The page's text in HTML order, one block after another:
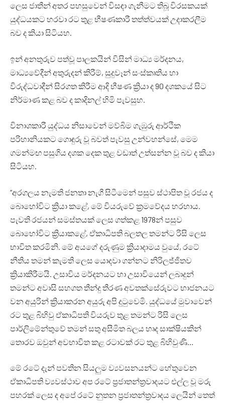
ලෙස ජාතීන් අතර පහසුවෙන් විසඳා ගැනීමට තිබූ විරසකයක්
යුද්ධයකට හරවා රට තුළ භීෂණකාරී තත්ත්වයක් උදාකරලීම
බව ද කියා සිටියහ.
ඉන් අනතුරුව පත්වූ පාලකයින් විසින් මාධ්‍ය මර්දනය,
මාධ්‍යවේදීන් අතුරුදන් කිරීම්, සුදුවෑන් සංස්කෘතිය හා
විරුද්ධවාදීන් සිරගත කිරීම ආදි භීෂණ ක්‍රියා ද 90 දශකයේ සිට
නිර්මාණ කළ බව ද කාදිනල් හිමි පැවසුහ.
විනාශකාරී යුද්ධය නිසාවෙන් මව්බිම ගැඹුරු ආර්ථික
පරිහානියකට ගොඳුරු වූ බවත් පැවසු උන්වහන්සේ, මෙම
ගමන්මඟ පසුගිය දශක දෙක තුළ වඩාත් උත්සන්න වූ බව ද කියා
සිටියහ.
“අරගලය නැමති ජනතා නැගී සිටීමෙන් පසුව ස්ථාපිත වූ රජය ද
බොහෝවිට ක්‍රියා කළේ, මේ වියරුවේ ක්‍රමවේදය හරහාය.
පැවති රජයන් සමස්තයක් ලෙස ගත්කළ 1978න් පසුව
බොහෝවිට ක්‍රියාකළේ, ඒකාධිපති බලතල තමන්ට රිසි ලෙස
භාවිත කරමිනි. මේ අයගේ දරුණුම ක්‍රියාදාමය වුයේ, රටේ
නීතිය තමන් කැමති ලෙස යොදවා ගන්නට නිරිලජ්ජිතව
ක්‍රියාකිරීමයි. උසාවිය මර්දනයට හා උසාවියෙන් ලබාදුන්
තමන්ට අවාසි සහගත තීන්දු තීරණ අවතක්සේරුවට භාජනයට
වන අයුරින් ක්‍රියාකරන අයුරු අපි දුටුවෙමි. යුද්ධයේ මුවාවෙන්
රට තුළ බිහිවු ඒකාධිපති වියරුව තුළ තමන්ට රිසි ලෙස
පාර්ලිමේන්තුවේ තමන් සතු අසීමිත බලය හෘද සාක්ෂියකින්
තොරව ඔවුන් අවභාවිත කළ රටාවක් රට තුළ බිහිවුණි…
මේ රටේ දැන් පවතින සියලුම ව්‍යවසනයන්ට හේතුවෙන
ඒකාධිපති ව්‍යවස්ථාව අප රටේ ප්‍රජාතන්ත්‍රවාදයට එල්ල වූ මරු
පහරක් ලෙස ද අපේ රටේ නුතන ප්‍රජාතන්ත්‍රවාදය ලෙයින් තෙත්